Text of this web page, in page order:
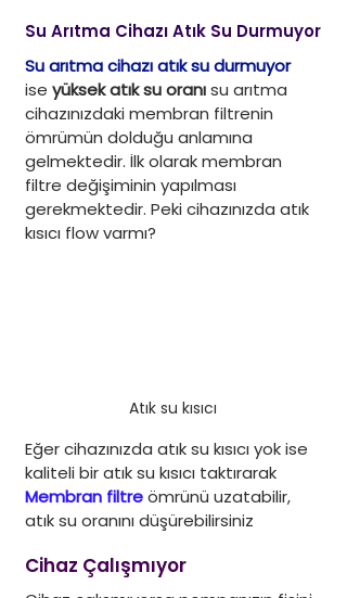
Su Arıtma Cihazı Atık Su Durmuyor
Su arıtma cihazı atık su durmuyor
ise yüksek atık su oranı su arıtma
cihazınızdaki membran filtrenin
ömrümün dolduğu anlamına
gelmektedir. İlk olarak membran
filtre değişiminin yapılması
gerekmektedir. Peki cihazınızda atık
kısıcı flow varmı?
Atık su kısıcı
Eğer cihazınızda atık su kısıcı yok ise
kaliteli bir atık su kısıcı taktırarak
Membran filtre ömrünü uzatabilir,
atık su oranını düşürebilirsiniz
Cihaz Çalışmıyor